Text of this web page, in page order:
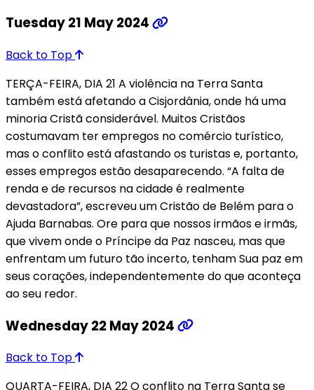
Tuesday 21 May 2024
Back to Top
TERÇA-FEIRA, DIA 21 A violência na Terra Santa
também está afetando a Cisjordânia, onde há uma
minoria Cristã considerável. Muitos Cristãos
costumavam ter empregos no comércio turístico,
mas o conflito está afastando os turistas e, portanto,
esses empregos estão desaparecendo. “A falta de
renda e de recursos na cidade é realmente
devastadora”, escreveu um Cristão de Belém para o
Ajuda Barnabas. Ore para que nossos irmãos e irmãs,
que vivem onde o Príncipe da Paz nasceu, mas que
enfrentam um futuro tão incerto, tenham Sua paz em
seus corações, independentemente do que aconteça
ao seu redor.
Wednesday 22 May 2024
Back to Top
QUARTA-FEIRA, DIA 22 O conflito na Terra Santa se